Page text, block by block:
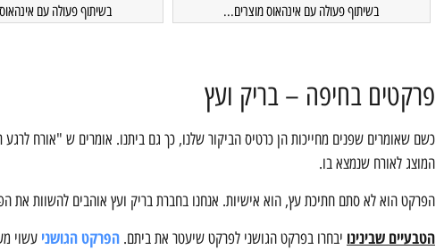
בשיתוף פעולה עם אינהאוס מוצרים... בשיתוף פעולה עם
פרקטים בחיפה – בריק ועץ
כשם שאומרים שפנים מחייכות הן כרטיס הביקור שלנו, כך גם ביתנו. אומרים ש "אורח
המוצג לאורח שנמצא בו.
הפרקט הוא לא סתם חתיכת עץ, הוא אישיות. אנחנו בחברת בריק ועץ אוהבים להשוות את
הטבעיים שבינינו יבחרו בפרקט הגושני לפרקט שיעטר את ביתם. הפרקט הגושני עשוי